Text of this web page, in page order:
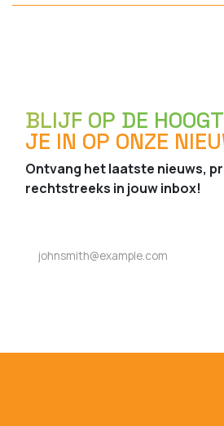
BLIJF OP DE
JE IN OP ONZE
Ontvang het laatste nieuws,
rechtstreeks in jouw inbox!